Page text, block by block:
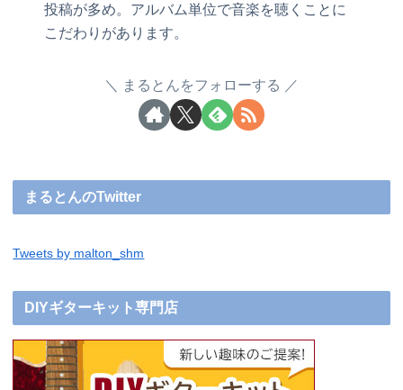
投稿が多め。アルバム単位で音楽を聴くことに
こだわりがあります。
まるとんをフォローする
まるとんのTwitter
Tweets by malton_shm
DIYギターキット専門店